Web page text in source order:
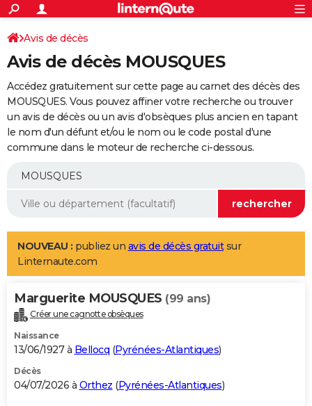
ACTUALITÉS
Politique
Société
Faits Divers
Education
Monde
Villes
+
SPORT
Coupe du monde 2026
Football
Tennis
Cyclisme
Rugby
Forum
Programme TV
TNT
Streaming
Cinéma
Sorties cinéma
Musique
+
FINANCE
Impôts
Immobilier
Risques naturels par ville
Banque
Assurance
Crédit
AUTO
Essais
Réserver un essai
Citadines
Berlines
SUV
Forum auto
+
Mobiles
Meilleur smartphone
Internet
Ordinateurs
Jeux vidéo
Guide high-tech
Aménagement intérieur
LIFESTYLE
Art de vivre
Bien-être
Loisirs
Mode
Modes de vie
Alimentation
Guide de la santé
Maladies
Médicaments
Sommeil
VOYAGE
Destinations
City break
Voyage nature
Voyage de noces
Forum
Climat
+PHOTO
GUIDES D'ACHAT
BONS PLANS
Avis de décès
Avis de décès MOUSQUES
Accédez gratuitement sur cette page au carnet des décès des
MOUSQUES. Vous pouvez affiner votre recherche ou trouver
un avis de décès ou un avis d'obsèques plus ancien en tapant
le nom d'un défunt et/ou le nom ou le code postal d'une
commune dans le moteur de recherche ci-dessous.
NOUVEAU : publiez un avis de décès gratuitsur
Linternaute.com
Marguerite MOUSQUES (99 ans)
Créer une cagnotte obsèques
Naissance
13/06/1927 à Bellocq (Pyrénées-Atlantiques)
Décès
04/07/2026 à Orthez (Pyrénées-Atlantiques)